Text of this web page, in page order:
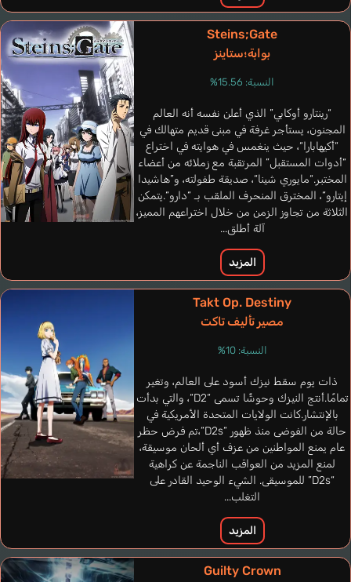
Persy Luiz
Carlos
Bentley John
Eric
إنجليزي
Carnevale
Bruno
Miranda José
Luis
Huerta
Sebastián
Uchiyama Yumi
Steins;Gate
بوابة؛ستاينز
النسبة: 15.56%
“رينتارو أوكابي” الذي أعلن نفسه أنه العالم
المجنون، يستأجر غرفة في مبنى قديم متهالك في
“أكيهابارا“، حيث ينغمس في هوايته في اختراع
“أدوات المستقبل” المرتقبة مع زملائه من أعضاء
المختبر.“مايوري شينا“، صديقة طفولته، و”هاشيدا
إيتارو“، المخترق المنحرف الملقب بـ “دارو“.يتمكن
الثلاثة من تجاوز الزمن من خلال اختراعهم المميز،
آلة أطلق...
المزيد
Takt Op. Destiny
مصير تأليف تاكت
النسبة: 10%
ذات يوم سقط نيزك أسود على العالم، وتغير
تمامًا.أنتج النيزك وحوشًا تسمى “D2“، والتي بدأت
بالإنتشار.كانت الولايات المتحدة الأمريكية في
حالة من الفوضى منذ ظهور “D2s“،تم فرض حظر
عام يمنع المواطنين من عزف أي ألحان موسيقة،
لمنع المزيد من العواقب الناجمة عن كراهية
“D2s” للموسيقى. الشيء الوحيد القادر على
التغلب...
المزيد
Guilty Crown